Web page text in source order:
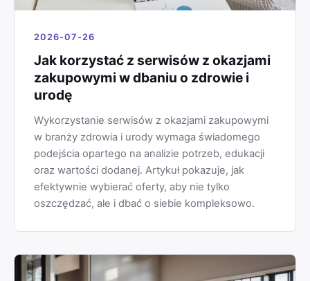
2026-07-26
Jak korzystać z serwisów z okazjami
zakupowymi w dbaniu o zdrowie i
urodę
Wykorzystanie serwisów z okazjami zakupowymi
w branży zdrowia i urody wymaga świadomego
podejścia opartego na analizie potrzeb, edukacji
oraz wartości dodanej. Artykuł pokazuje, jak
efektywnie wybierać oferty, aby nie tylko
oszczędzać, ale i dbać o siebie kompleksowo.